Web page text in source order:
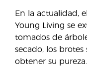
En la actualidad, el
Young Living se
tomados de
secado, los brotes
obtener su